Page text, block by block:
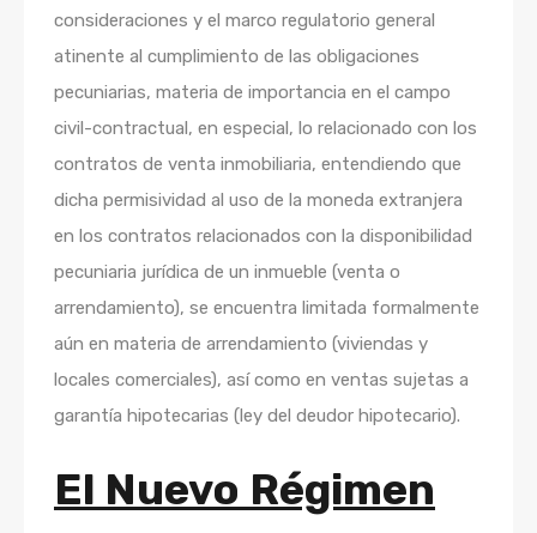
consideraciones y el marco regulatorio general
atinente al cumplimiento de las obligaciones
pecuniarias, materia de importancia en el campo
civil-contractual, en especial, lo relacionado con los
contratos de venta inmobiliaria, entendiendo que
dicha permisividad al uso de la moneda extranjera
en los contratos relacionados con la disponibilidad
pecuniaria jurídica de un inmueble (venta o
arrendamiento), se encuentra limitada formalmente
aún en materia de arrendamiento (viviendas y
locales comerciales), así como en ventas sujetas a
garantía hipotecarias (ley del deudor hipotecario).
El Nuevo Régimen